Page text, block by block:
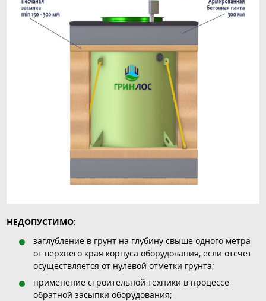
НЕДОПУСТИМО:
заглубление в грунт на глубину свыше одного метра
от верхнего края корпуса оборудования, если отсчет
осуществляется от нулевой отметки грунта;
применение строительной техники в процессе
обратной засыпки оборудования;